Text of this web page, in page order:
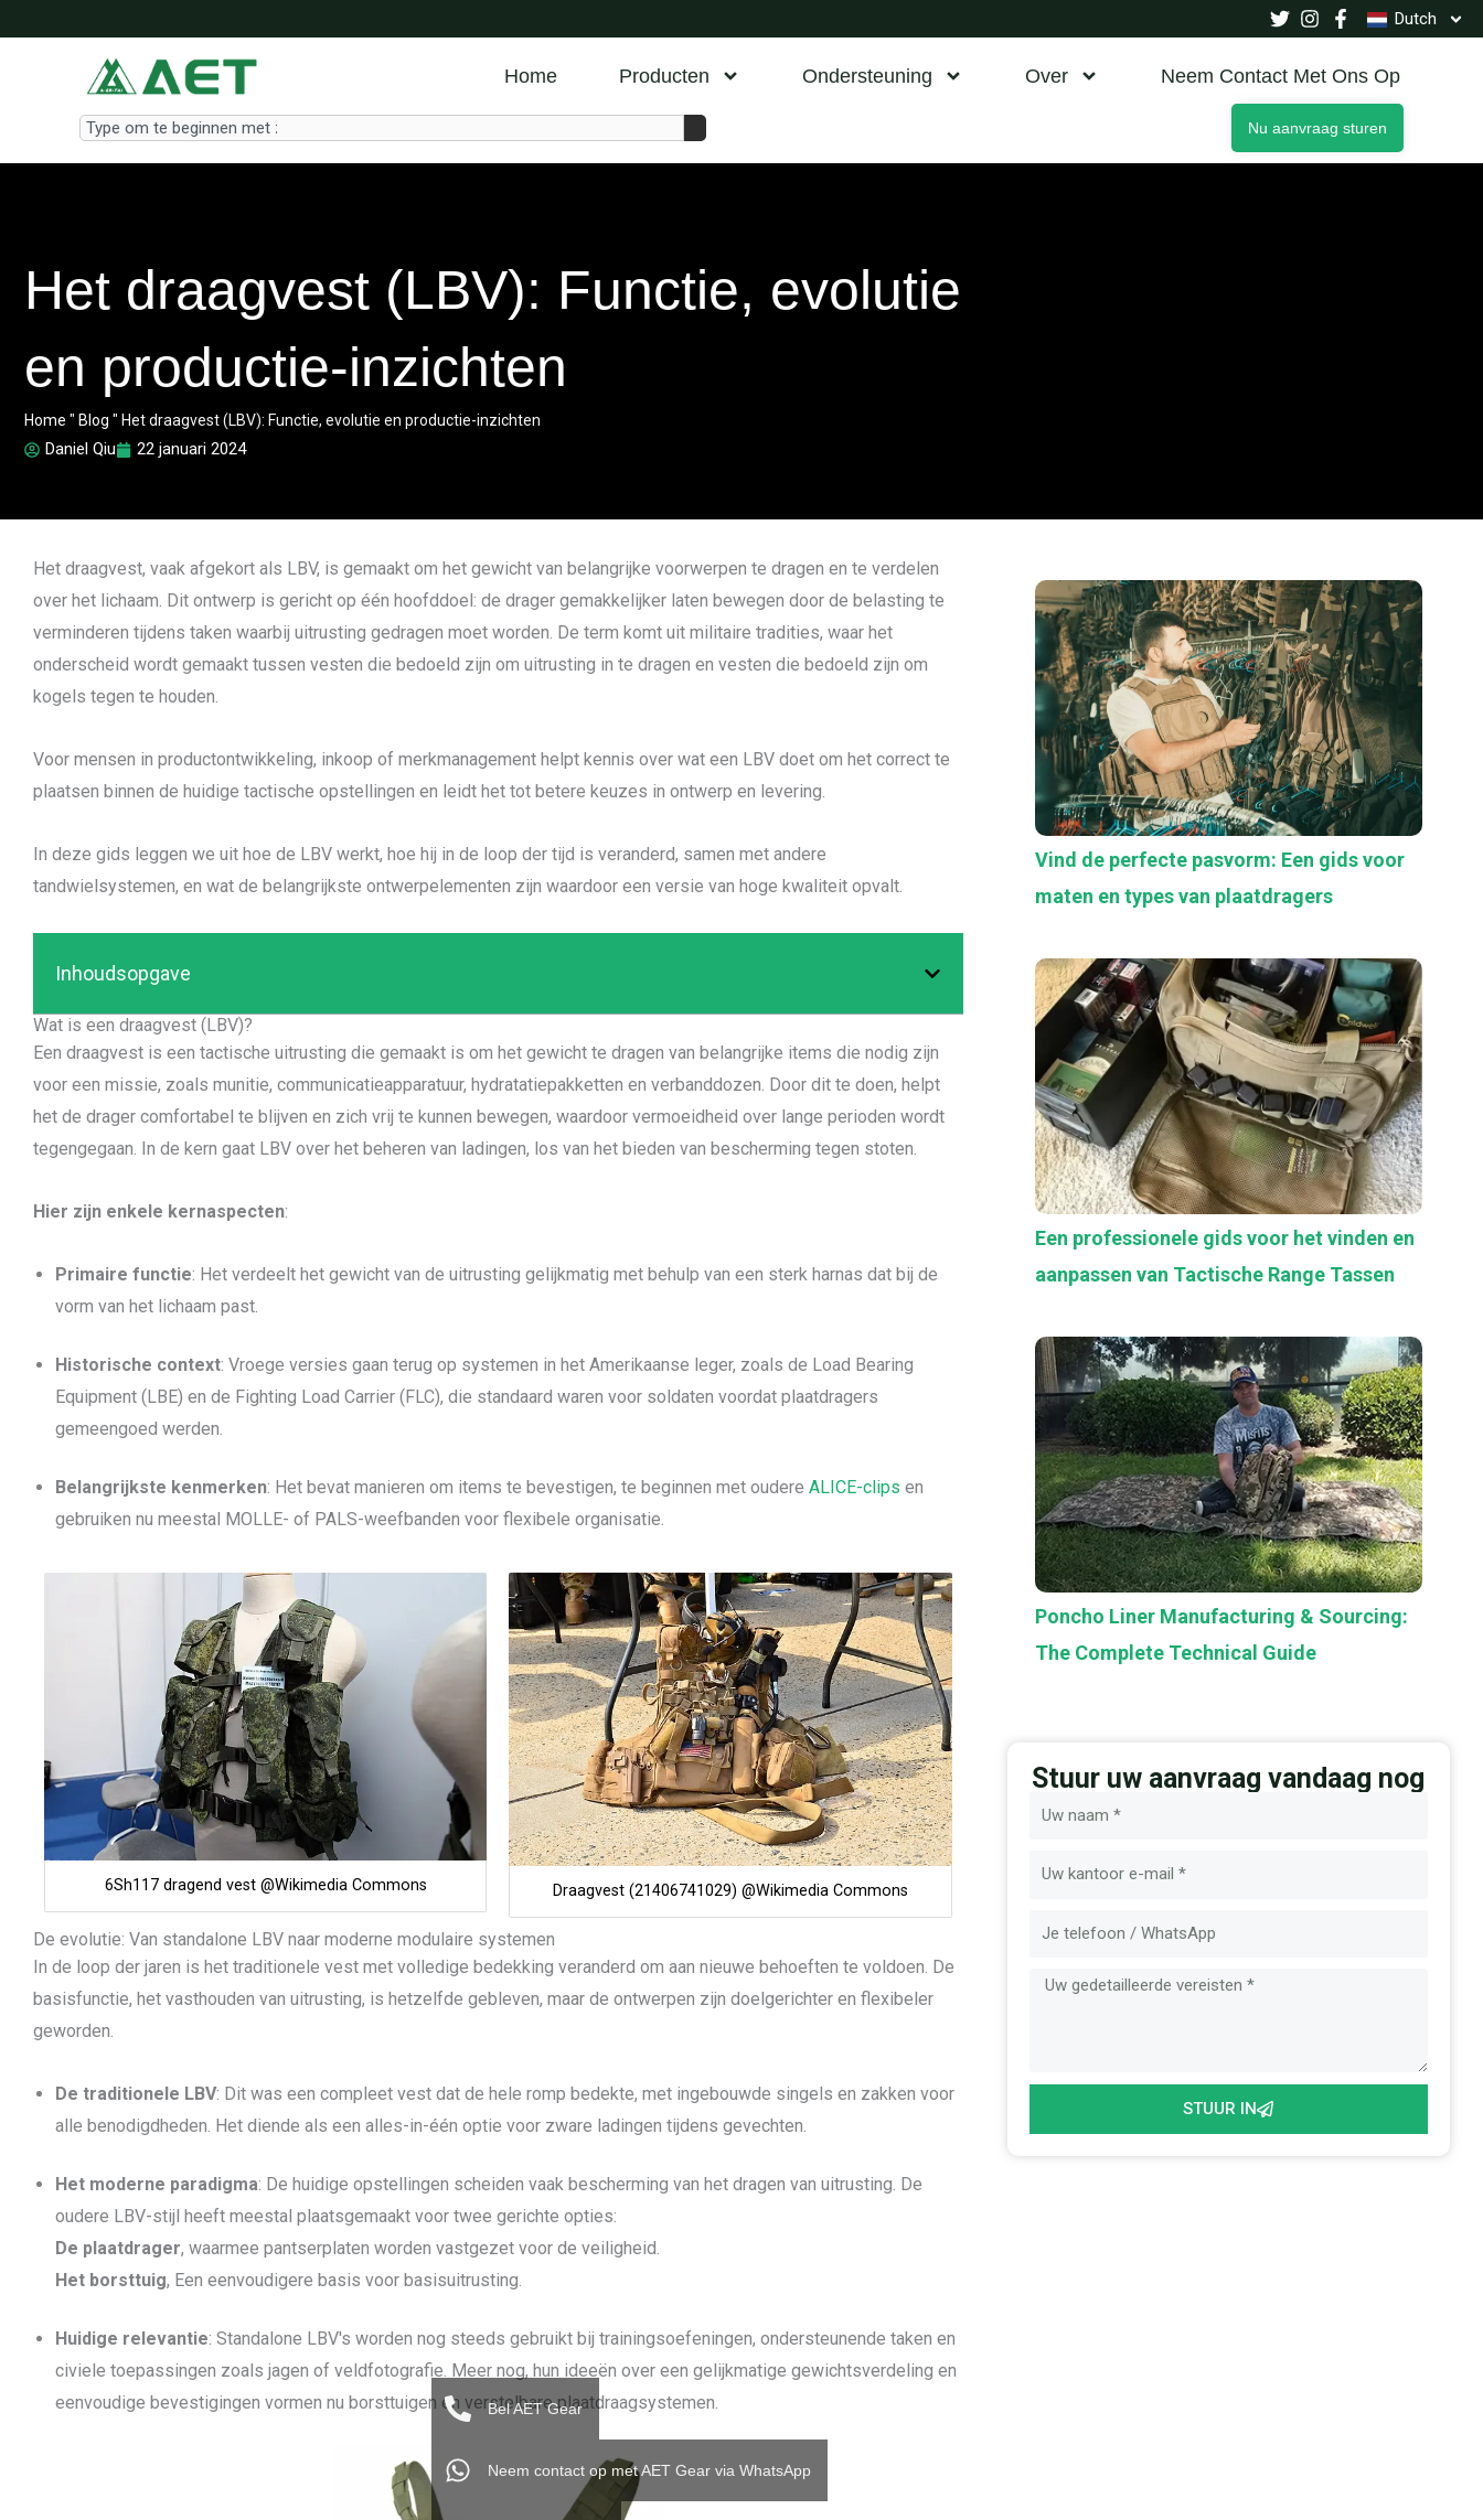
naar
Dutch
Home Producten Ondersteuning Over Neem Contact Met Ons Op
Search Nu aanvraag sturen
Het draagvest (LBV): Functie, evolutie
en productie-inzichten
Home " Blog " Het draagvest (LBV): Functie, evolutie en productie-inzichten
Daniel Qiu 22 januari 2024
Het draagvest, vaak afgekort als LBV, is gemaakt om het gewicht van belangrijke voorwerpen te dragen en te verdelen
over het lichaam. Dit ontwerp is gericht op één hoofddoel: de drager gemakkelijker laten bewegen door de belasting te
verminderen tijdens taken waarbij uitrusting gedragen moet worden. De term komt uit militaire tradities, waar het
onderscheid wordt gemaakt tussen vesten die bedoeld zijn om uitrusting in te dragen en vesten die bedoeld zijn om
kogels tegen te houden.
Voor mensen in productontwikkeling, inkoop of merkmanagement helpt kennis over wat een LBV doet om het correct te
plaatsen binnen de huidige tactische opstellingen en leidt het tot betere keuzes in ontwerp en levering.
In deze gids leggen we uit hoe de LBV werkt, hoe hij in de loop der tijd is veranderd, samen met andere
tandwielsystemen, en wat de belangrijkste ontwerpelementen zijn waardoor een versie van hoge kwaliteit opvalt.
Inhoudsopgave
Wat is een draagvest (LBV)?
Een draagvest is een tactische uitrusting die gemaakt is om het gewicht te dragen van belangrijke items die nodig zijn
voor een missie, zoals munitie, communicatieapparatuur, hydratatiepakketten en verbanddozen. Door dit te doen, helpt
het de drager comfortabel te blijven en zich vrij te kunnen bewegen, waardoor vermoeidheid over lange perioden wordt
tegengegaan. In de kern gaat LBV over het beheren van ladingen, los van het bieden van bescherming tegen stoten.
Hier zijn enkele kernaspecten:
Primaire functie: Het verdeelt het gewicht van de uitrusting gelijkmatig met behulp van een sterk harnas dat bij de
vorm van het lichaam past.
Historische context: Vroege versies gaan terug op systemen in het Amerikaanse leger, zoals de Load Bearing
Equipment (LBE) en de Fighting Load Carrier (FLC), die standaard waren voor soldaten voordat plaatdragers
gemeengoed werden.
Belangrijkste kenmerken: Het bevat manieren om items te bevestigen, te beginnen met oudere ALICE-clips en
gebruiken nu meestal MOLLE- of PALS-weefbanden voor flexibele organisatie.
6Sh117 dragend vest @Wikimedia Commons Draagvest (21406741029) @Wikimedia Commons
De evolutie: Van standalone LBV naar moderne modulaire systemen
In de loop der jaren is het traditionele vest met volledige bedekking veranderd om aan nieuwe behoeften te voldoen. De
basisfunctie, het vasthouden van uitrusting, is hetzelfde gebleven, maar de ontwerpen zijn doelgerichter en flexibeler
geworden.
De traditionele LBV: Dit was een compleet vest dat de hele romp bedekte, met ingebouwde singels en zakken voor
alle benodigdheden. Het diende als een alles-in-één optie voor zware ladingen tijdens gevechten.
Het moderne paradigma: De huidige opstellingen scheiden vaak bescherming van het dragen van uitrusting. De
oudere LBV-stijl heeft meestal plaatsgemaakt voor twee gerichte opties:
De plaatdrager, waarmee pantserplaten worden vastgezet voor de veiligheid.
Het borsttuig, Een eenvoudigere basis voor basisuitrusting.
Huidige relevantie: Standalone LBV's worden nog steeds gebruikt bij trainingsoefeningen, ondersteunende taken en
civiele toepassingen zoals jagen of veldfotografie. Meer nog, hun ideeën over een gelijkmatige gewichtsverdeling en
eenvoudige bevestigingen vormen nu borsttuigen en verstelbare plaatdraagsystemen.
Vind de perfecte pasvorm: Een gids voor
maten en types van plaatdragers
Een professionele gids voor het vinden en
aanpassen van Tactische Range Tassen
Poncho Liner Manufacturing & Sourcing:
The Complete Technical Guide
Stuur uw aanvraag vandaag nog
Naam
E-
Bericht
STUUR IN
Bel AET Gear
Neem contact op met AET Gear via WhatsApp